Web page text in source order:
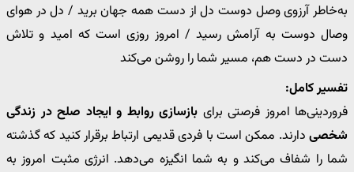
به‌خاطر آرزوی وصل دوست دل از دست همه جهان برید / دل در هوای
وصال دوست به آرامش رسید / امروز روزی است که امید و تلاش
دست در دست هم، مسیر شما را روشن می‌کند
تفسیر کامل:
فروردینی‌ها امروز فرصتی برای بازسازی روابط و ایجاد صلح در زندگی
شخصی دارند. ممکن است با فردی قدیمی ارتباط برقرار کنید که گذشته
شما را شفاف می‌کند و به شما انگیزه می‌دهد. انرژی مثبت امروز به